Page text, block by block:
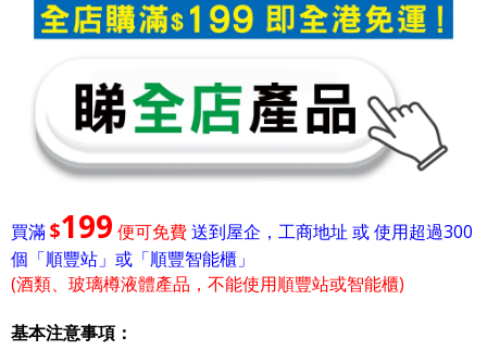
買滿$199 便可免費送到屋企，工商地址 或 使用超過300
個「順豐站」或「順豐智能櫃」
(酒類、玻璃樽液體產品，不能使用順豐站或智能櫃)
基本注意事項：